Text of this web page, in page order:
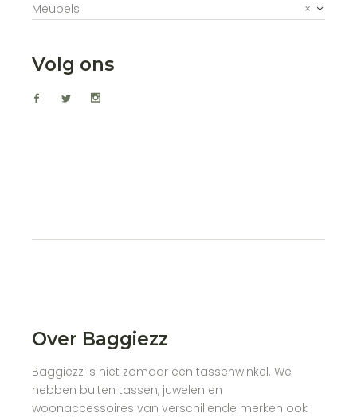
×
Meubels
Volg ons
Over Baggiezz
Baggiezz is niet zomaar een tassenwinkel. We
hebben buiten tassen, juwelen en
woonaccessoires van verschillende merken ook